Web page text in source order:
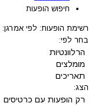
חיפוש הופעות
רשימת הופעות: לפי אמרגן:
בחר לפי:
הרלוונטיות
מומלצים
תאריכים
הצג:
רק הופעות עם כרטיסים